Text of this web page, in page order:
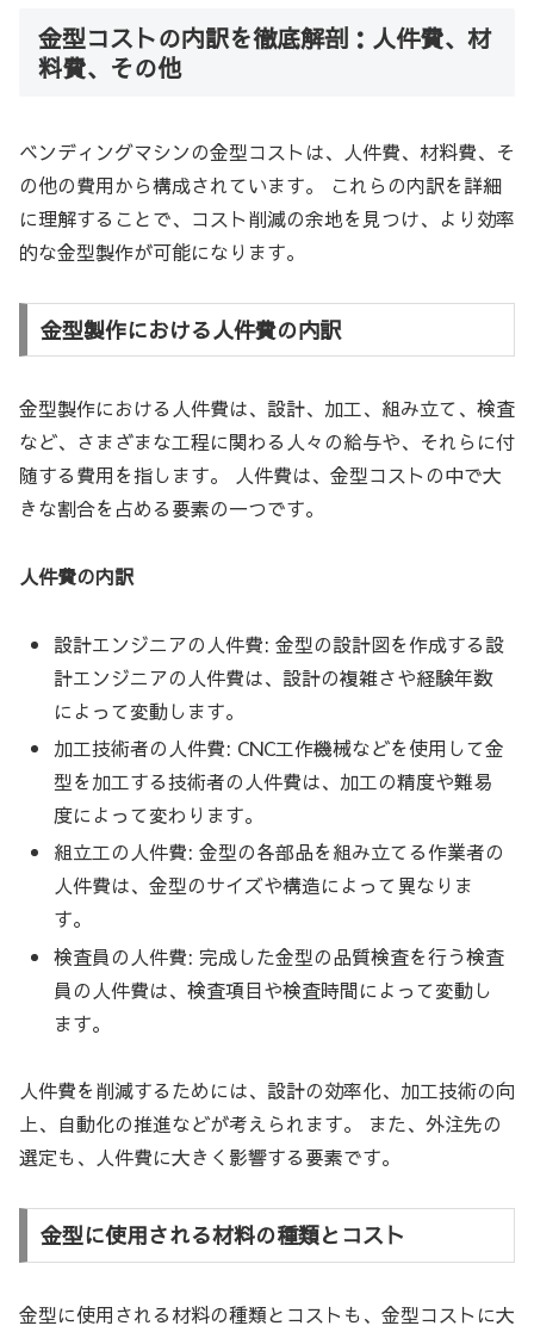
金型コストの内訳を徹底解剖：人件費、材
料費、その他
ベンディングマシンの金型コストは、人件費、材料費、そ
の他の費用から構成されています。 これらの内訳を詳細
に理解することで、コスト削減の余地を見つけ、より効率
的な金型製作が可能になります。
金型製作における人件費の内訳
金型製作における人件費は、設計、加工、組み立て、検査
など、さまざまな工程に関わる人々の給与や、それらに付
随する費用を指します。 人件費は、金型コストの中で大
きな割合を占める要素の一つです。
人件費の内訳
設計エンジニアの人件費: 金型の設計図を作成する設
計エンジニアの人件費は、設計の複雑さや経験年数
によって変動します。
加工技術者の人件費: CNC工作機械などを使用して金
型を加工する技術者の人件費は、加工の精度や難易
度によって変わります。
組立工の人件費: 金型の各部品を組み立てる作業者の
人件費は、金型のサイズや構造によって異なりま
す。
検査員の人件費: 完成した金型の品質検査を行う検査
員の人件費は、検査項目や検査時間によって変動し
ます。
人件費を削減するためには、設計の効率化、加工技術の向
上、自動化の推進などが考えられます。 また、外注先の
選定も、人件費に大きく影響する要素です。
金型に使用される材料の種類とコスト
金型に使用される材料の種類とコストも、金型コストに大